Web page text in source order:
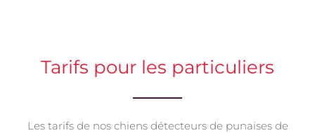
Tarifs pour les particuliers
Les tarifs de nos chiens détecteurs de punaises de